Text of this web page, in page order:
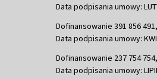
Data podpisania umowy:
Dofinansowanie 391 856
Data podpisania umowy:
Dofinansowanie 237 754
Data podpisania umowy: